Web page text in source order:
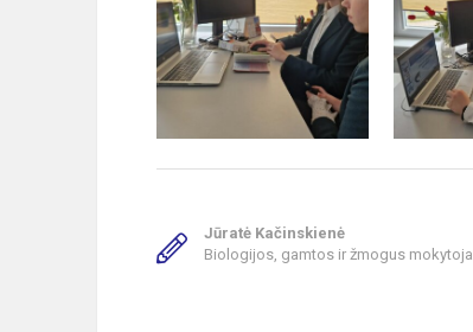
Jūratė Kačinskienė
Biologijos, gamtos ir žmogus mokytoja